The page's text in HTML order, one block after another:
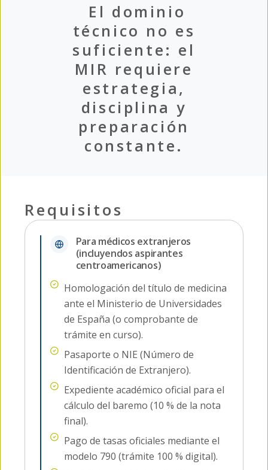
El dominio
técnico no es
suficiente: el
MIR requiere
estrategia,
disciplina y
preparación
constante.
Requisitos
Para médicos extranjeros
(incluyendos aspirantes
centroamericanos)
Homologación del título de medicina
ante el Ministerio de Universidades
de España (o comprobante de
trámite en curso).
Pasaporte o NIE (Número de
Identificación de Extranjero).
Expediente académico oficial para el
cálculo del baremo (10 % de la nota
final).
Pago de tasas oficiales mediante el
modelo 790 (trámite 100 % digital).